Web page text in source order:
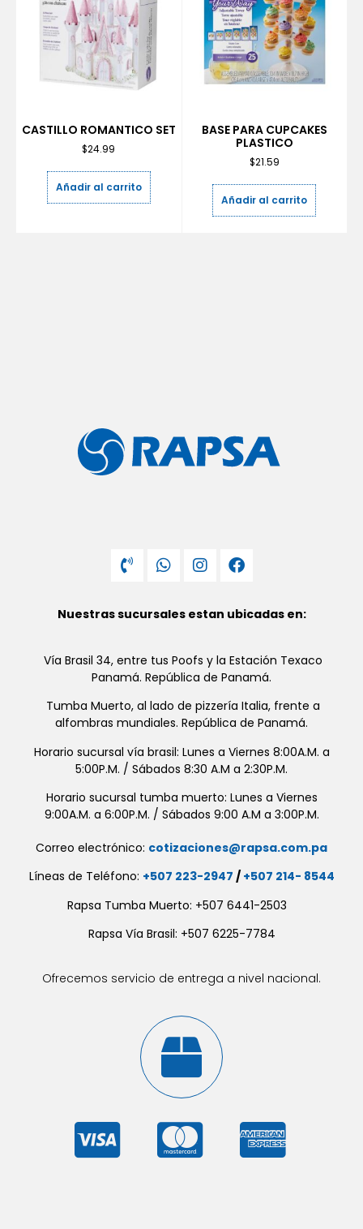
CASTILLO ROMANTICO SET
$24.99
Añadir al carrito
BASE PARA CUPCAKES
PLASTICO
$21.59
Añadir al carrito
Nuestras sucursales estan ubicadas en:
Vía Brasil 34, entre tus Poofs y la Estación Texaco
Panamá. República de Panamá.
Tumba Muerto, al lado de pizzería Italia, frente a
alfombras mundiales. República de Panamá.
Horario sucursal vía brasil: Lunes a Viernes 8:00A.M. a
5:00P.M. / Sábados 8:30 A.M a 2:30P.M.
Horario sucursal tumba muerto: Lunes a Viernes
9:00A.M. a 6:00P.M. / Sábados 9:00 A.M a 3:00P.M.
Correo electrónico: cotizaciones@rapsa.com.pa
Líneas de Teléfono: +507 223-2947 / +507 214- 8544
Rapsa Tumba Muerto: +507 6441-2503
Rapsa Vía Brasil: +507 6225-7784
Ofrecemos servicio de entrega a nivel nacional.